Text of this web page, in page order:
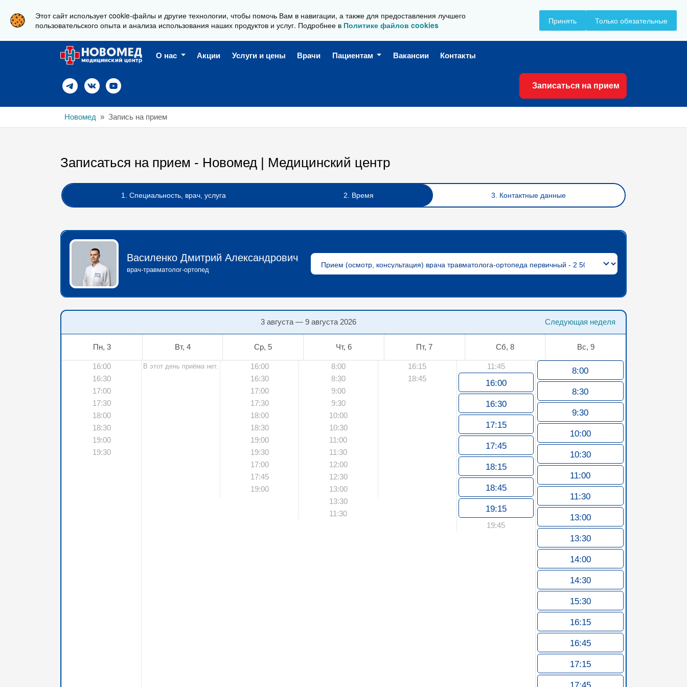
Этот сайт использует cookie-файлы и другие технологии, чтобы помочь Вам в навигации, а также для предоставления лучшего
пользовательского опыта и анализа использования наших продуктов и услуг. Подробнее в Политике файлов cookies Принять Только обязательные
г. Новороссийск, ул. Свердлова 36А Ежедневно, с 08:00 до 20:00 +7 (8617) 799-799
О нас Акции Услуги и цены Врачи Пациентам Вакансии Контакты
Записаться на прием
Новомед Запись на прием
Записаться на прием - Новомед | Медицинский центр
1. Специальность, врач, услуга 2. Время 3. Контактные данные
Василенко Дмитрий Александрович
врач-травматолог-ортопед
Следующая неделя
3 августа — 9 августа 2026
Пн, 3 Вт, 4 Ср, 5 Чт, 6 Пт, 7 Сб, 8 Вс, 9
16:00
16:30
17:00
17:30
18:00
18:30
19:00
19:30
В этот день приёма нет.
16:00
16:30
17:00
17:30
18:00
18:30
19:00
19:30
17:00
17:45
19:00
8:00
8:30
9:00
9:30
10:00
10:30
11:00
11:30
12:00
12:30
13:00
13:30
11:30
16:15
18:45
11:45
16:00
16:30
17:15
17:45
18:15
18:45
19:15
19:45
8:00
8:30
9:30
10:00
10:30
11:00
11:30
13:00
13:30
14:00
14:30
15:30
16:15
16:45
17:15